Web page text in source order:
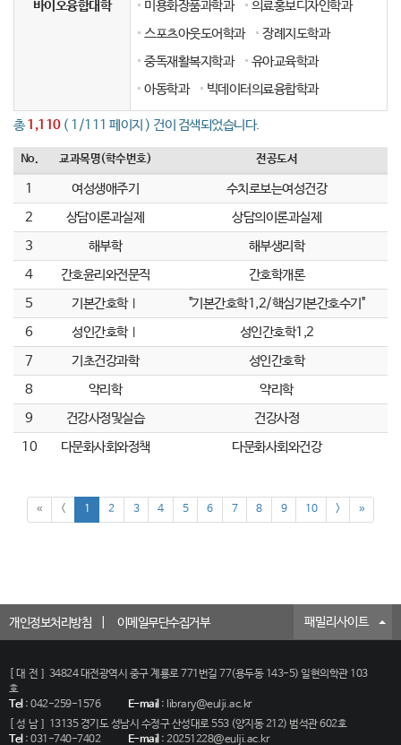
바이오융합대학
미용화장품과학과
의료홍보디자인학과
스포츠아웃도어학과
장례지도학과
중독재활복지학과
유아교육학과
아동학과
빅데이터의료융합학과
총1,110( 1/111 페이지 ) 건이 검색되었습니다.
No. 교과목명(학수번호) 전공도서
1 여성생애주기
수치로보는여성건강
2
상담이론과실제
상담의이론과실제
3
해부학
해부생리학
4
간호윤리와전문직
간호학개론
5
기본간호학Ⅰ
"기본간호학1,2/핵심기본간호수기"
6
성인간호학Ⅰ
성인간호학1,2
7
기초건강과학
성인간호학
8
약리학
약리학
9
건강사정및실습
건강사정
10
다문화사회와정책 다문화사회와건강
« < 1 2 3 4 5 6 7 8 9 10 > »
개인정보처리방침 이메일무단수집거부 패밀리사이트
[대전]
34824 대전광역시 중구 계룡로 771번길 77(용두동 143-5) 일현의학관 103
호
Tel: 042-259-1576 E-mail: library@eulji.ac.kr
[성남]
13135 경기도 성남시 수정구 산성대로 553 (양지동 212) 범석관 602호
Tel: 031-740-7402 E-mail: 20251228@eulji.ac.kr